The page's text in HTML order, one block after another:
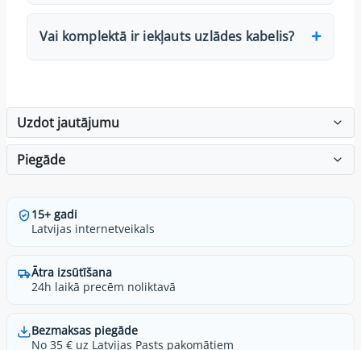
Vai komplektā ir iekļauts uzlādes kabelis?
Uzdot jautājumu
Piegāde
15+ gadi
Latvijas internetveikals
Ātra izsūtīšana
24h laikā precēm noliktavā
Bezmaksas piegāde
No 35 € uz Latvijas Pasts pakomātiem